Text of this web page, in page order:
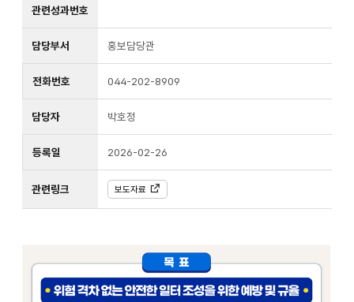
관련성과번호
담당부서 홍보담당관
전화번호 044-202-8909
담당자 박호정
등록일 2026-02-26
관련링크 보도자료